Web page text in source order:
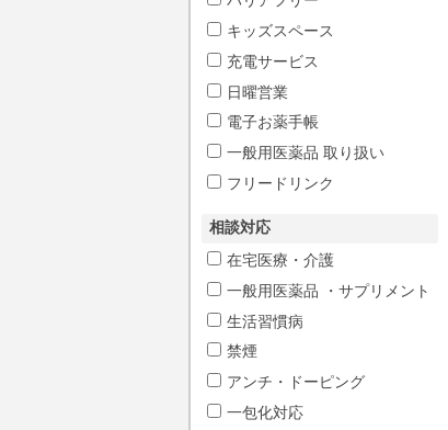
キッズスペース
充電サービス
日曜営業
電子お薬手帳
一般用医薬品 取り扱い
フリードリンク
相談対応
在宅医療・介護
一般用医薬品 ・サプリメント
生活習慣病
禁煙
アンチ・ドーピング
一包化対応